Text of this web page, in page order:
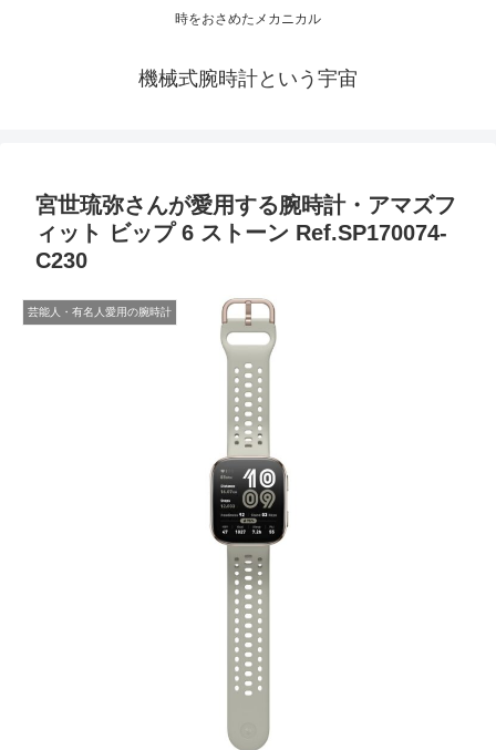
時をおさめたメカニカル
機械式腕時計という宇宙
宮世琉弥さんが愛用する腕時計・アマズフ
ィット ビップ 6 ストーン Ref.SP170074-
C230
芸能人・有名人愛用の腕時計